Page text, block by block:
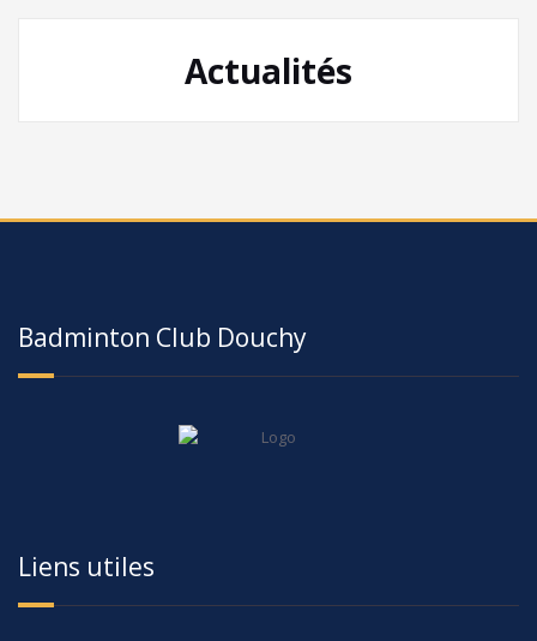
Actualités
Badminton Club Douchy
Liens utiles